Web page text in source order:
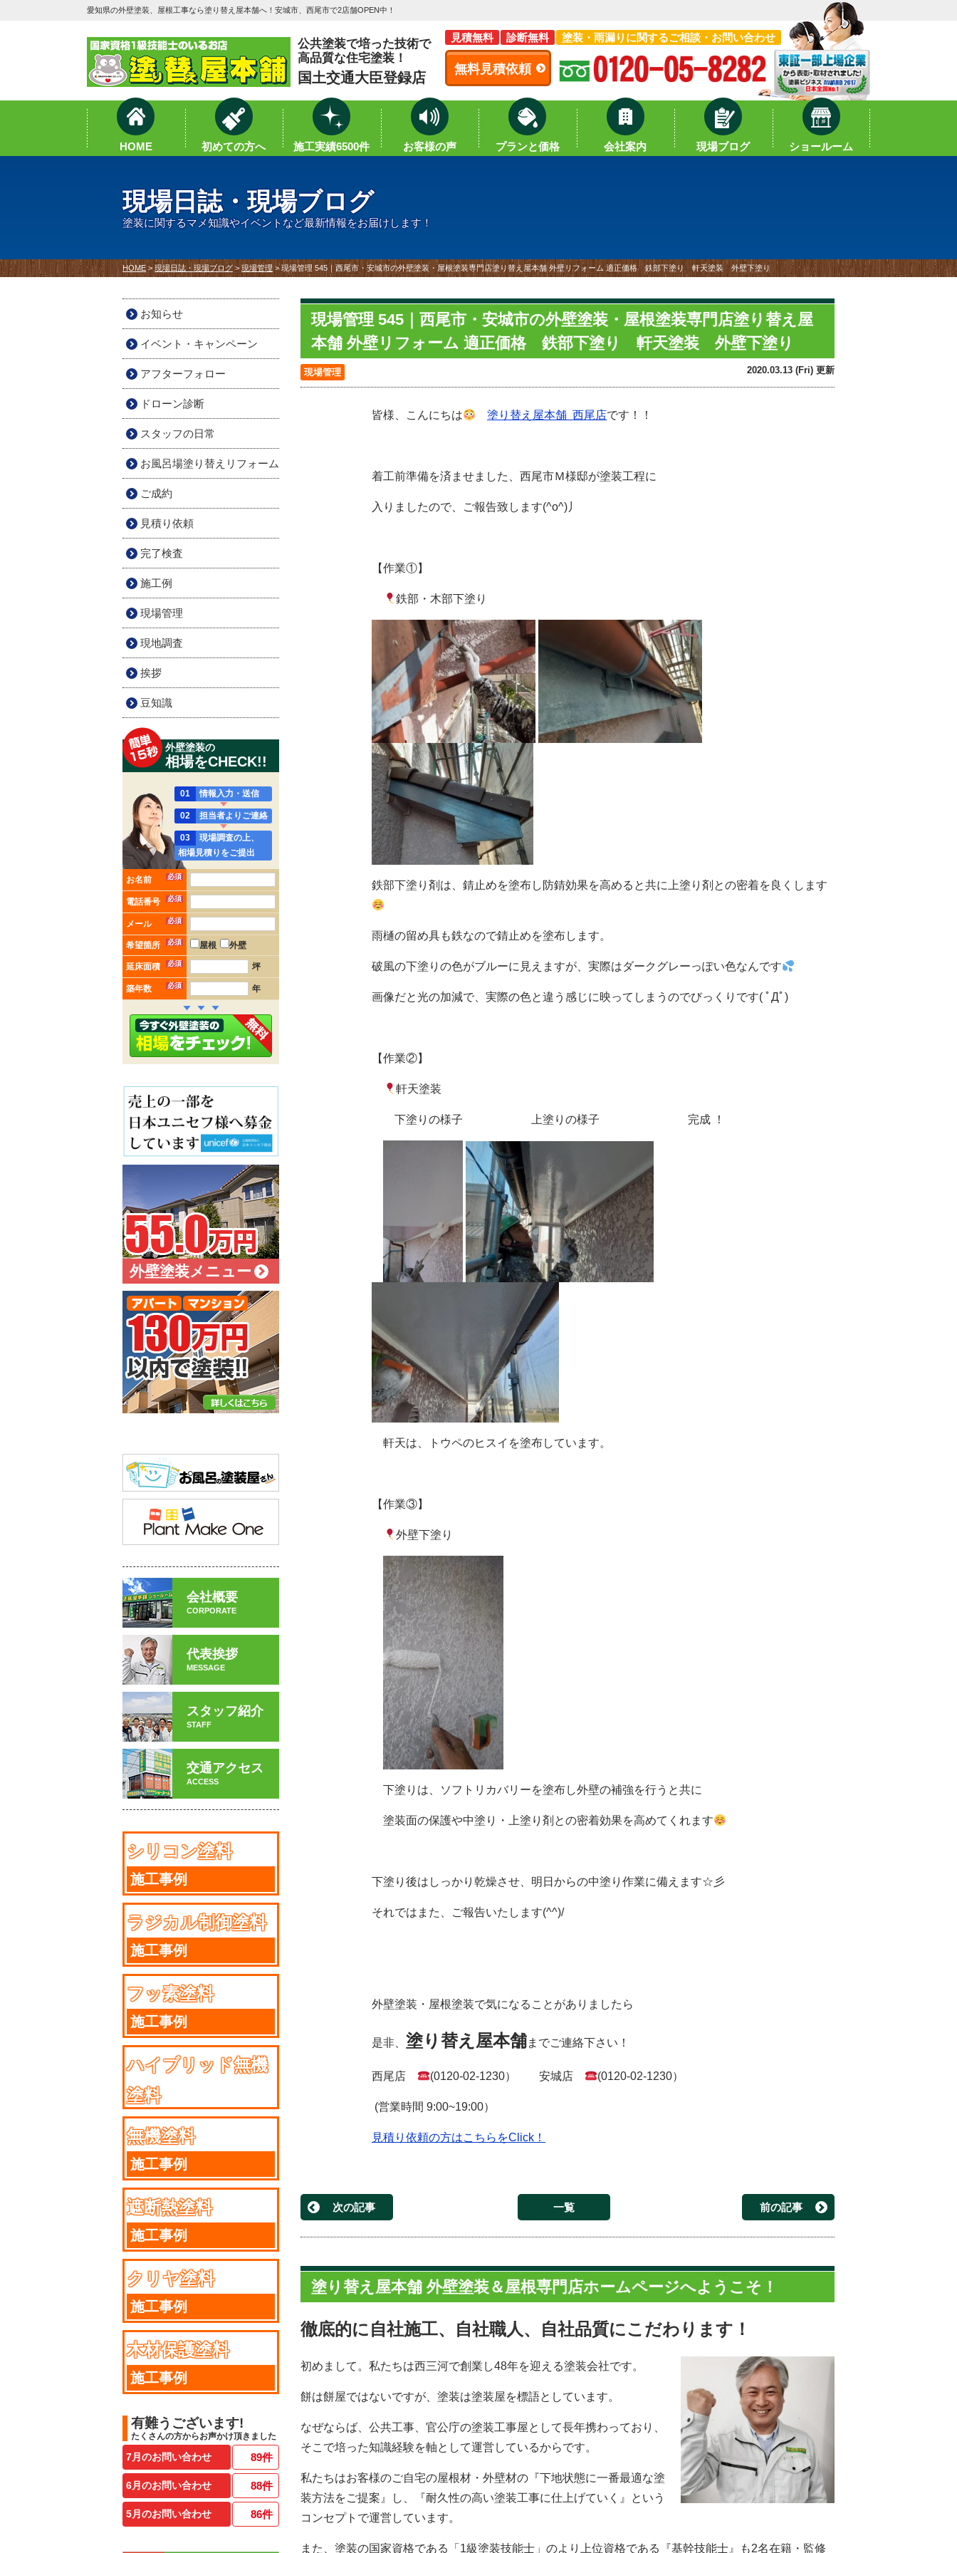
愛知県の外壁塗装、屋根工事なら塗り替え屋本舗へ！安城市、西尾市で2店舗OPEN中！
公共塗装で培った技術で
高品質な住宅塗装！
国土交通大臣登録店
見積無料 診断無料 塗装・雨漏りに関するご相談・お問い合わせ
無料見積依頼
HOME 初めての方へ 施工実績6500件 お客様の声 プランと価格 会社案内 現場ブログ ショールーム
現場日誌・現場ブログ
塗装に関するマメ知識やイベントなど最新情報をお届けします！
HOME> 現場日誌・現場ブログ > 現場管理 >現場管理 545｜西尾市・安城市の外壁塗装・屋根塗装専門店塗り替え屋本舗 外壁リフォーム 適正価格 鉄部下塗り 軒天塗装 外壁下塗り
現場管理 545｜西尾市・安城市の外壁塗装・屋根塗装専門店塗り替え屋
本舗 外壁リフォーム 適正価格 鉄部下塗り 軒天塗装 外壁下塗り
現場管理 2020.03.13 (Fri) 更新
皆様、こんにちは 塗り替え屋本舗西尾店です！！
着工前準備を済ませました、西尾市Ｍ様邸が塗装工程に
入りましたので、ご報告致します(^o^)丿
【作業①】
鉄部・木部下塗り
鉄部下塗り剤は、錆止めを塗布し防錆効果を高めると共に上塗り剤との密着を良くします
雨樋の留め具も鉄なので錆止めを塗布します。
破風の下塗りの色がブルーに見えますが、実際はダークグレーっぽい色なんです
画像だと光の加減で、実際の色と違う感じに映ってしまうのでびっくりです( ﾟДﾟ)
【作業②】
軒天塗装
下塗りの様子 上塗りの様子 完成 ！
軒天は、トウペのヒスイを塗布しています。
【作業③】
外壁下塗り
下塗りは、ソフトリカバリーを塗布し外壁の補強を行うと共に
塗装面の保護や中塗り・上塗り剤との密着効果を高めてくれます
下塗り後はしっかり乾燥させ、明日からの中塗り作業に備えます☆彡
それではまた、ご報告いたします(^^)/
外壁塗装・屋根塗装で気になることがありましたら
是非、 塗り替え屋本舗までご連絡下さい！
西尾店 (0120-02-1230） 安城店 (0120-02-1230）
(営業時間 9:00~19:00）
見積り依頼の方はこちらをClick！
次の記事 一覧 前の記事
塗り替え屋本舗 外壁塗装＆屋根専門店ホームページへようこそ！
徹底的に自社施工、自社職人、自社品質にこだわります！
初めまして。私たちは西三河で創業し48年を迎える塗装会社です。
餅は餅屋ではないですが、塗装は塗装屋を標語としています。
なぜならば、公共工事、官公庁の塗装工事屋として長年携わっており、
そこで培った知識経験を軸として運営しているからです。
私たちはお客様のご自宅の屋根材・外壁材の『下地状態に一番最適な塗
装方法をご提案』し、『耐久性の高い塗装工事に仕上げていく』という
コンセプトで運営しています。
また、塗装の国家資格である「1級塗装技能士」のより上位資格である『基幹技能士』も2名在籍・監修
お知らせ
イベント・キャンペーン
アフターフォロー
ドローン診断
スタッフの日常
お風呂場塗り替えリフォーム
ご成約
見積り依頼
完了検査
施工例
現場管理
現地調査
挨拶
豆知識
外壁塗装の
相場をCHECK!!
01 情報入力・送信
02 担当者よりご連絡
03
現場調査の上、
相場見積りをご提出
お名前 必須
電話番号 必須
メール 必須
希望箇所 必須 屋根 外壁
延床面積 必須 坪
築年数 必須 年
外壁塗装メニュー
会社概要
CORPORATE
代表挨拶
MESSAGE
スタッフ紹介
STAFF
交通アクセス
ACCESS
シリコン塗料
施工事例
ラジカル制御塗料
施工事例
フッ素塗料
施工事例
ハイブリッド無機
塗料
施工事例
無機塗料
施工事例
遮断熱塗料
施工事例
クリヤ塗料
施工事例
木材保護塗料
施工事例
有難うございます!
たくさんの方からお声かけ頂きました
7月のお問い合わせ 89件
6月のお問い合わせ 88件
5月のお問い合わせ 86件